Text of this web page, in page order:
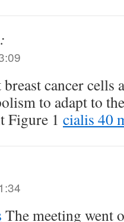
cancer cells
to adapt to
Figure 1 cialis 40
The meeting went